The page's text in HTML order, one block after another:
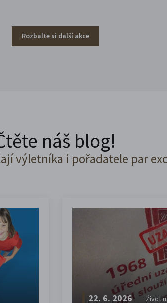
Rozbalte si další akce
náš blog!
výletníka i pořadatele par
22. 6. 2026 Život